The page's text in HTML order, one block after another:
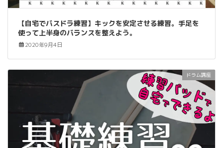
【自宅でバスドラ練習】キックを安定させる練習。手足を
使って上半身のバランスを整えよう。
2020年9月4日
ドラム講座